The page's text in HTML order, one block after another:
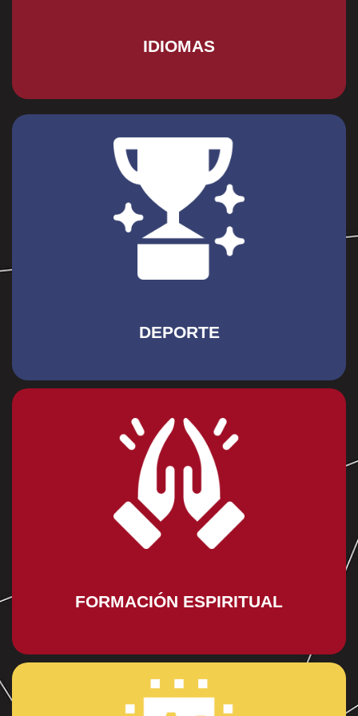
IDIOMAS
DEPORTE
Deporte
Impulsamos la práctica deportiva como herramienta de
disciplina, salud y trabajo en equipo, favoreciendo el
desarrollo físico y la sana competencia, es por ello que
contamos con una psicóloga deportiva como docente del
curso.
FORMACIÓN ESPIRITUAL
La formación de nuestros alumnos se orienta desde una
visión espiritual, basada en los valores humanos inspirados
en la fe. Este crecimiento integral les brinda la capacidad de
adaptarse a diferentes realidades del mundo, cultivando
desde temprana edad una conciencia social y el compromiso